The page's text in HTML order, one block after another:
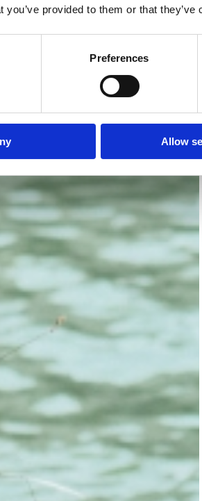
you’ve provided to them or that
Preferences
Allow
VIŠE INFORMACIJA
VIŠE INFORMACIJA
VIŠE INFORMACIJA